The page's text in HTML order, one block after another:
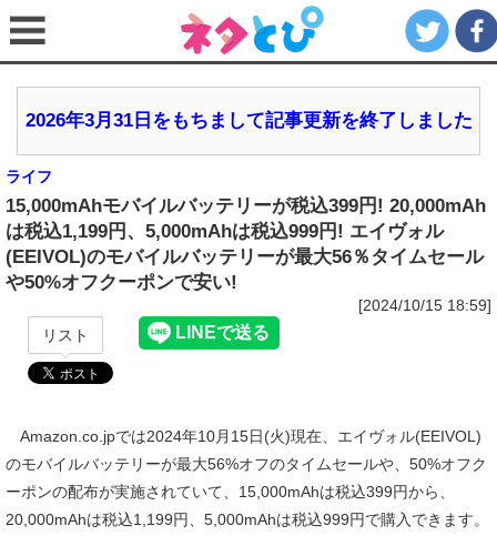
2026年3月31日をもちまして記事更新を終了しました
ライフ
15,000mAhモバイルバッテリーが税込399円! 20,000mAh
は税込1,199円、5,000mAhは税込999円! エイヴォル
(EEIVOL)のモバイルバッテリーが最大56％タイムセール
や50%オフクーポンで安い!
[2024/10/15 18:59]
リスト
Amazon.co.jpでは2024年10月15日(火)現在、エイヴォル(EEIVOL)
のモバイルバッテリーが最大56%オフのタイムセールや、50%オフク
ーポンの配布が実施されていて、15,000mAhは税込399円から、
20,000mAhは税込1,199円、5,000mAhは税込999円で購入できます。